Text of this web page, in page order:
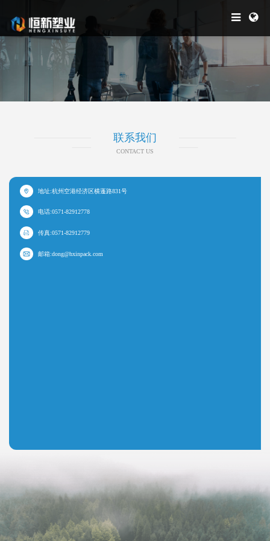
联系我们
CONTACT US
地址:杭州空港经济区横蓬路831号
电话:0571-82912778
传真:0571-82912779
邮箱:dong@hxinpack.com